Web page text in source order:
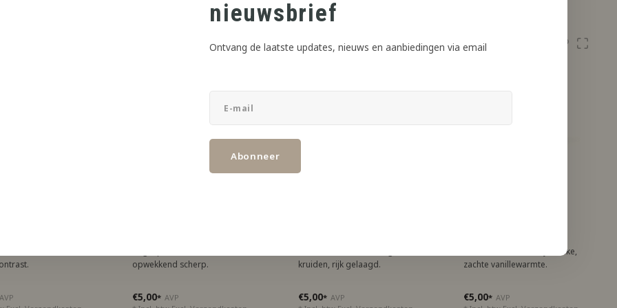
nieuwsbrief
Ontvang de laatste updates, nieuws en aanbiedingen via email
Abonneer
AVP
opwekkend scherp.
€5,00* AVP
kruiden, rijk gelaagd.
€5,00* AVP
Gebakken banaan, rijke cake,
zachte vanillewarmte.
€5,00* AVP